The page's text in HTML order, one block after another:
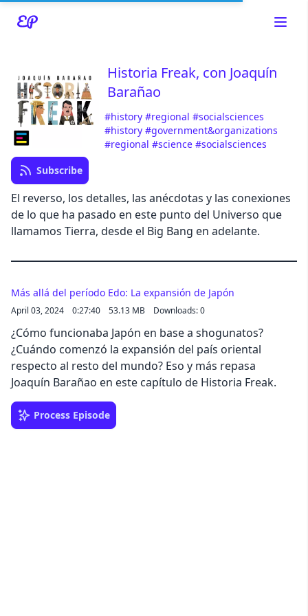
Read about our content policies
Cancel Save
Historia Freak, con Joaquín
Barañao
#history #regional #socialsciences
#history #government&organizations
#regional #science #socialsciences
Subscribe
El reverso, los detalles, las anécdotas y las conexiones
de lo que ha pasado en este punto del Universo que
llamamos Tierra, desde el Big Bang en adelante.
Más allá del período Edo: La expansión de Japón
April 03, 2024 0:27:40 53.13 MB Downloads: 0
¿Cómo funcionaba Japón en base a shogunatos?
¿Cuándo comenzó la expansión del país oriental
respecto al resto del mundo? Eso y más repasa
Joaquín Barañao en este capítulo de Historia Freak.
Process Episode